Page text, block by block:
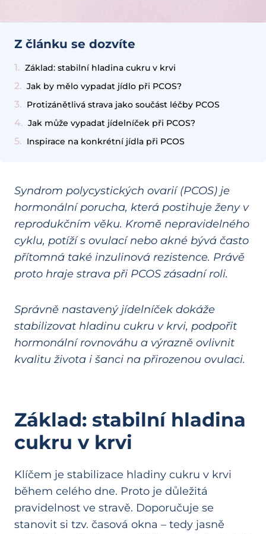
Z článku se dozvíte
Základ: stabilní hladina cukru v krvi
Jak by mělo vypadat jídlo při PCOS?
Protizánětlivá strava jako součást léčby PCOS
Jak může vypadat jídelníček při PCOS?
Inspirace na konkrétní jídla při PCOS
Syndrom polycystických ovarií (PCOS) je
hormonální porucha, která postihuje ženy v
reprodukčním věku. Kromě nepravidelného
cyklu, potíží s ovulací nebo akné bývá často
přítomná také inzulinová rezistence. Právě
proto hraje strava při PCOS zásadní roli.
Správně nastavený jídelníček dokáže
stabilizovat hladinu cukru v krvi, podpořit
hormonální rovnováhu a výrazně ovlivnit
kvalitu života i šanci na přirozenou ovulaci.
Základ: stabilní hladina
cukru v krvi
Klíčem je stabilizace hladiny cukru v krvi
během celého dne. Proto je důležitá
pravidelnost ve stravě. Doporučuje se
stanovit si tzv. časová okna – tedy jasně